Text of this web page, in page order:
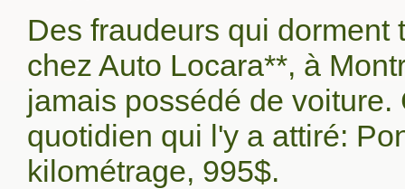
Des fraudeurs qui
chez Auto Locara**, à
jamais possédé de
quotidien qui l'y a attiré:
kilométrage, 995$.